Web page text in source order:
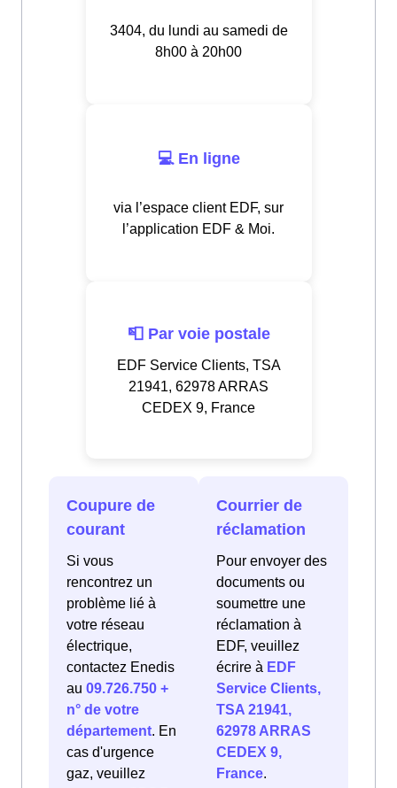
3404, du lundi au samedi de
8h00 à 20h00
💻 En ligne
via l’espace client EDF, sur
l’application EDF & Moi.
📮 Par voie postale
EDF Service Clients, TSA
21941, 62978 ARRAS
CEDEX 9, France
Coupure de
courant
Si vous
rencontrez un
problème lié à
votre réseau
électrique,
contactez Enedis
au 09.726.750 +
n° de votre
département. En
cas d'urgence
gaz, veuillez
Courrier de
réclamation
Pour envoyer des
documents ou
soumettre une
réclamation à
EDF, veuillez
écrire à EDF
Service Clients,
TSA 21941,
62978 ARRAS
CEDEX 9,
France.